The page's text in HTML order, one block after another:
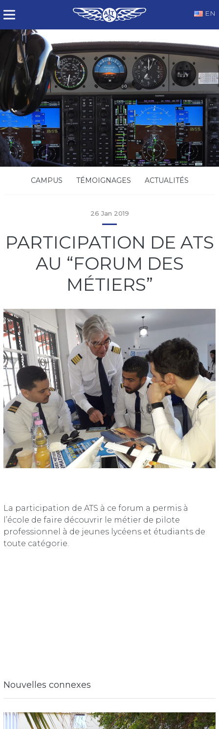
EN
CAMPUS TÉMOIGNAGES ACTUALITÉS
26 Jan 2019
PARTICIPATION DE ATS
AU “FORUM DES
MÉTIERS”
La participation de ATS à ce forum a permis à
l’école de faire découvrir le métier de pilote
professionnel à de jeunes lycéens et étudiants de
toute catégorie.
Nouvelles connexes